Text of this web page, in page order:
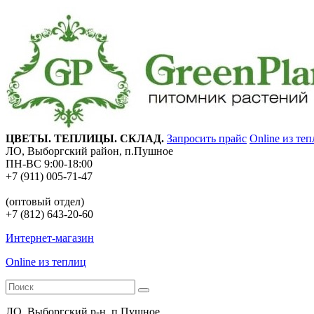
ЦВЕТЫ. ТЕПЛИЦЫ. СКЛАД. Запросить прайс Online из
ЛО, Выборгский район, п.Пушное
ПН-ВС 9:00-18:00
+7 (911) 005-71-47
(оптовый отдел)
+7 (812) 643-20-60
Интернет-магазин
Online из теплиц
ЛО, Выборгский р-н, п.Пушное